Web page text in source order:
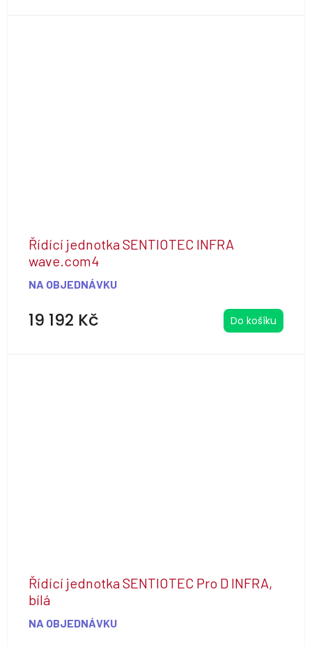
Řídící jednotka SENTIOTEC INFRA
wave.com4
NA OBJEDNÁVKU
19 192 Kč Do košíku
Řídící jednotka SENTIOTEC Pro D INFRA,
bílá
NA OBJEDNÁVKU